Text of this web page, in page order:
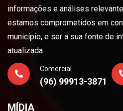
informações e análises
estamos comprometidos em
município, e ser a sua fonte de
atualizada.
Comercial
(96) 99913-3871
MÍDIA